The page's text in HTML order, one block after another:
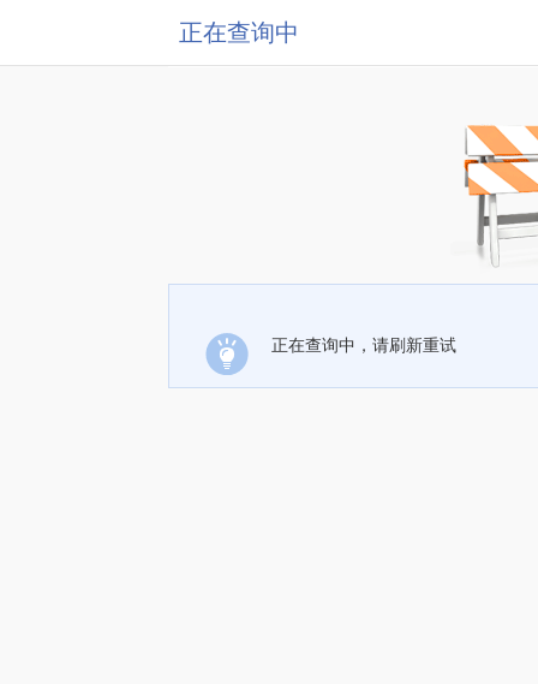
正在查询中
正在查询中，请刷新重试